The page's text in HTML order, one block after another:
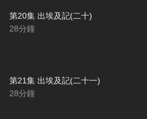
第20集 出埃及記(二十)
28分鐘
第21集 出埃及記(二十一)
28分鐘